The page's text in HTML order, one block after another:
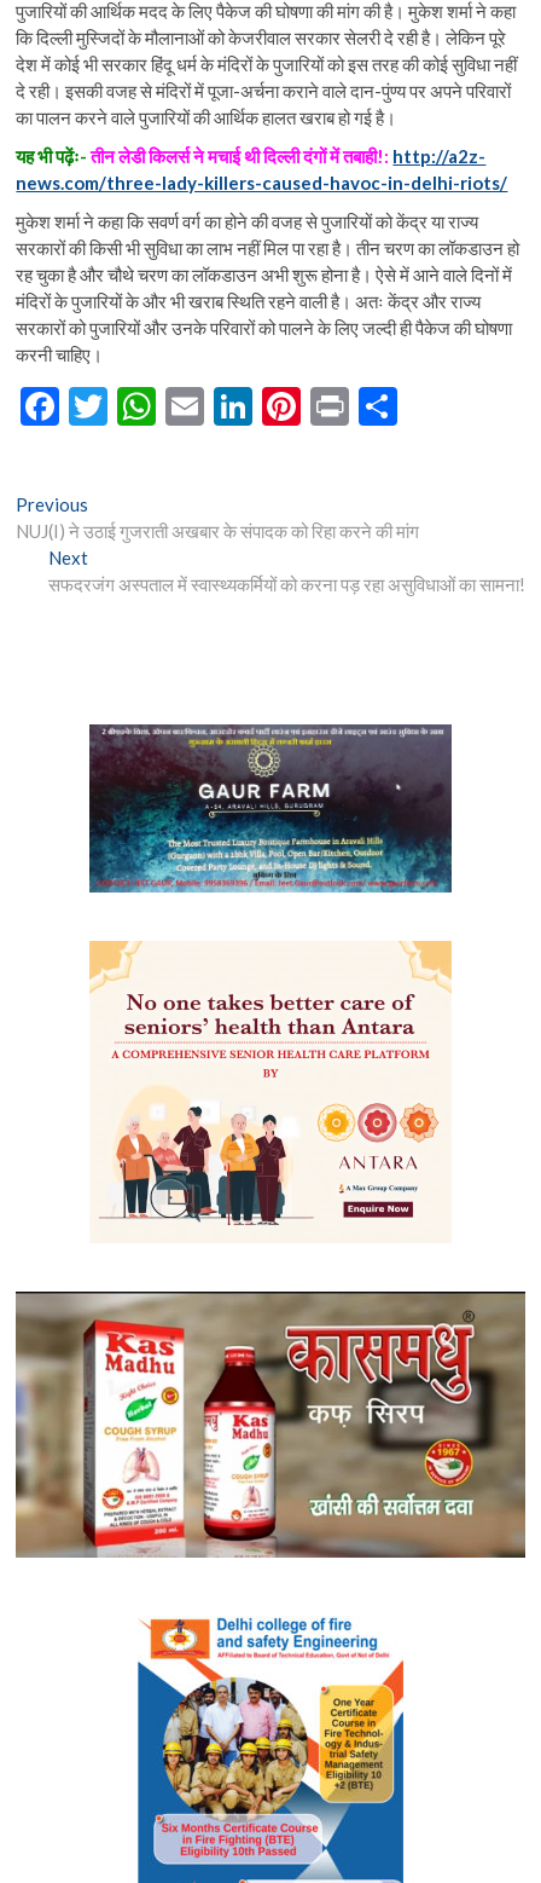
पुजारियों की आर्थिक मदद के लिए पैकेज की घोषणा की मांग की है। मुकेश शर्मा ने कहा
कि दिल्ली मुस्जिदों के मौलानाओं को केजरीवाल सरकार सेलरी दे रही है। लेकिन पूरे
देश में कोई भी सरकार हिंदू धर्म के मंदिरों के पुजारियों को इस तरह की कोई सुविधा नहीं
दे रही। इसकी वजह से मंदिरों में पूजा-अर्चना कराने वाले दान-पुंण्य पर अपने परिवारों
का पालन करने वाले पुजारियों की आर्थिक हालत खराब हो गई है।
यह भी पढ़ेंः-तीन लेडी किलर्स ने मचाई थी दिल्ली दंगों में तबाही!: http://a2z-
news.com/three-lady-killers-caused-havoc-in-delhi-riots/
मुकेश शर्मा ने कहा कि सवर्ण वर्ग का होने की वजह से पुजारियों को केंद्र या राज्य
सरकारों की किसी भी सुविधा का लाभ नहीं मिल पा रहा है। तीन चरण का लॉकडाउन हो
रह चुका है और चौथे चरण का लॉकडाउन अभी शुरू होना है। ऐसे में आने वाले दिनों में
मंदिरों के पुजारियों के और भी खराब स्थिति रहने वाली है। अतः केंद्र और राज्य
सरकारों को पुजारियों और उनके परिवारों को पालने के लिए जल्दी ही पैकेज की घोषणा
करनी चाहिए।
F
b
o
o
T
er
W
s
p
E
l
Li
dI
Pi
es
Pr
e
Post
navigation
Previous
post:
NUJ(I) ने उठाई गुजराती अखबार के संपादक को रिहा करने की मांग
NextNext
post:
सफदरजंग अस्पताल में स्वास्थ्यकर्मियों को करना पड़ रहा असुविधाओं का सामना!